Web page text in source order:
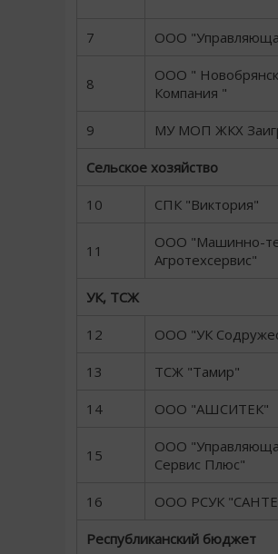
7 ООО
8
ООО "
Компания "
9 МУ МОП ЖКХ
Сельское хозяйство
10 СПК "Виктория"
11
ООО "Машинно-
Агротехсервис"
УК, ТСЖ
12 ООО "УК
13 ТСЖ "Тамир"
14 ООО "АШСИТЕК"
15
ООО
Сервис Плюс"
16 ООО РСУК
Республиканский бюджет